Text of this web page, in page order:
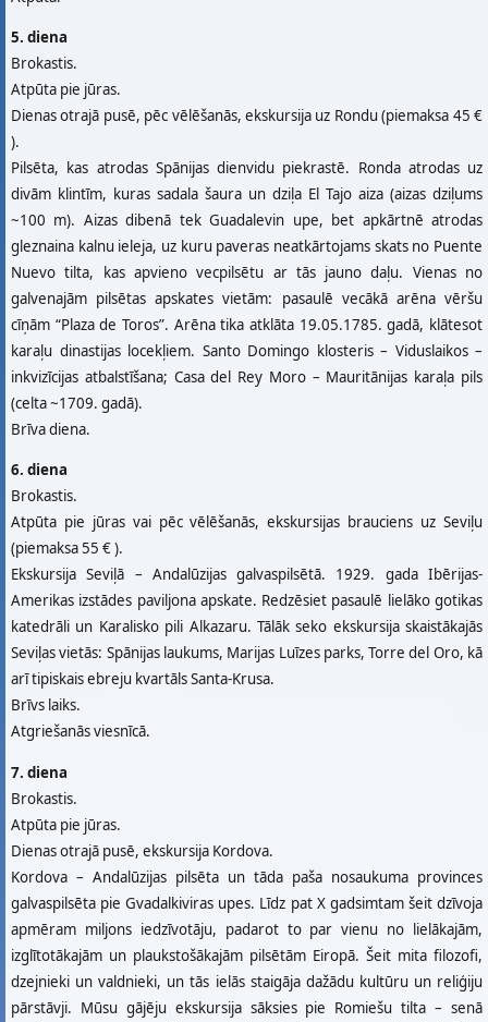
5. diena
Brokastis.
Atpūta pie jūras.
Dienas otrajā pusē, pēc vēlēšanās, ekskursija uz Rondu (piemaksa 45 €
).
Pilsēta, kas atrodas Spānijas dienvidu piekrastē. Ronda atrodas uz
divām klintīm, kuras sadala šaura un dziļa El Tajo aiza (aizas dziļums
~100 m). Aizas dibenā tek Guadalevin upe, bet apkārtnē atrodas
gleznaina kalnu ieleja, uz kuru paveras neatkārtojams skats no Puente
Nuevo tilta, kas apvieno vecpilsētu ar tās jauno daļu. Vienas no
galvenajām pilsētas apskates vietām: pasaulē vecākā arēna vēršu
cīņām “Plaza de Toros”. Arēna tika atklāta 19.05.1785. gadā, klātesot
karaļu dinastijas locekļiem. Santo Domingo klosteris – Viduslaikos –
inkvizīcijas atbalstīšana; Casa del Rey Moro – Mauritānijas karaļa pils
(celta ~1709. gadā).
Brīva diena.
6. diena
Brokastis.
Atpūta pie jūras vai pēc vēlēšanās, ekskursijas brauciens uz Seviļu
(piemaksa 55 € ).
Ekskursija Seviļā – Andalūzijas galvaspilsētā. 1929. gada Ibērijas-
Amerikas izstādes paviljona apskate. Redzēsiet pasaulē lielāko gotikas
katedrāli un Karalisko pili Alkazaru. Tālāk seko ekskursija skaistākajās
Seviļas vietās: Spānijas laukums, Marijas Luīzes parks, Torre del Oro, kā
arī tipiskais ebreju kvartāls Santa-Krusa.
Brīvs laiks.
Atgriešanās viesnīcā.
7. diena
Brokastis.
Atpūta pie jūras.
Dienas otrajā pusē, ekskursija Kordova.
Kordova – Andalūzijas pilsēta un tāda paša nosaukuma provinces
galvaspilsēta pie Gvadalkiviras upes. Līdz pat X gadsimtam šeit dzīvoja
apmēram miljons iedzīvotāju, padarot to par vienu no lielākajām,
izglītotākajām un plaukstošākajām pilsētām Eiropā. Šeit mita filozofi,
dzejnieki un valdnieki, un tās ielās staigāja dažādu kultūru un reliģiju
pārstāvji. Mūsu gājēju ekskursija sāksies pie Romiešu tilta – senā